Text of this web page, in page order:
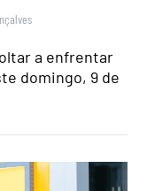
a enfrentar
domingo, 9 de